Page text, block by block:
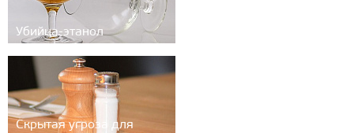
Убийца-этанол
Скрытая угроза для